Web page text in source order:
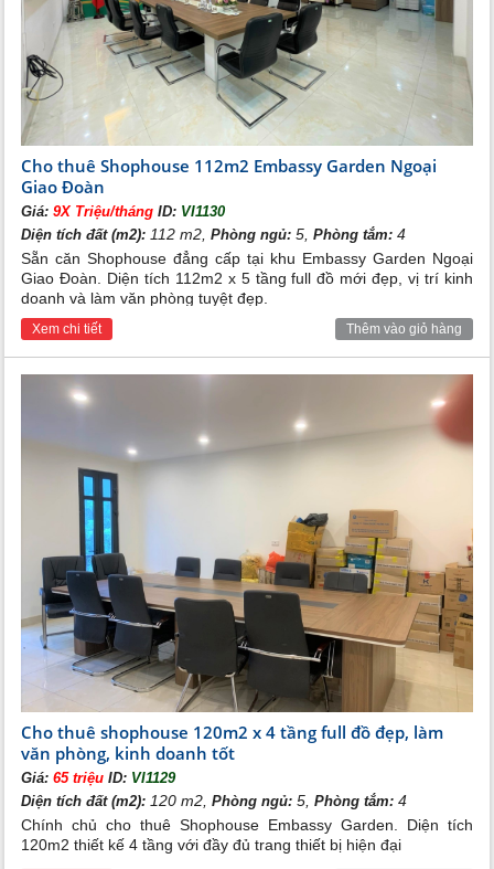
Cho thuê Shophouse 112m2 Embassy Garden Ngoại
Giao Đoàn
Giá:9X Triệu/tháng ID: VI1130
Diện tích đất (m2): 112 m2,Phòng ngủ: 5,Phòng tắm: 4
Sẵn căn Shophouse đẳng cấp tại khu Embassy Garden Ngoại
Giao Đoàn. Diện tích 112m2 x 5 tầng full đồ mới đẹp, vị trí kinh
doanh và làm văn phòng tuyệt đẹp.
Xem chi tiết Thêm vào giỏ hàng
Cho thuê shophouse 120m2 x 4 tầng full đồ đẹp, làm
văn phòng, kinh doanh tốt
Giá:65 triệuID: VI1129
Diện tích đất (m2): 120 m2,Phòng ngủ: 5,Phòng tắm: 4
Chính chủ cho thuê Shophouse Embassy Garden. Diện tích
120m2 thiết kế 4 tầng với đầy đủ trang thiết bị hiện đại